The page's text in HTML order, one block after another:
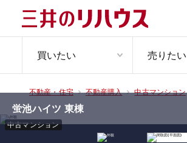
買いたい 売りたい
不動産・住宅 不動産購入 中古マンション
中古マンション
蛍池ハイツ 東棟